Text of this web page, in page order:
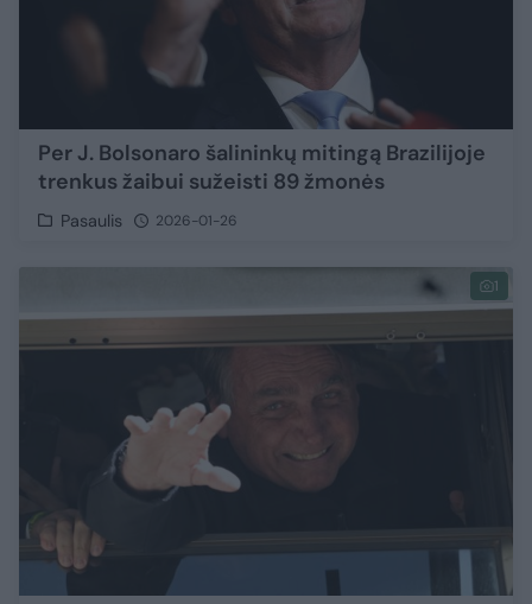
Per J. Bolsonaro šalininkų mitingą Brazilijoje
trenkus žaibui sužeisti 89 žmonės
Pasaulis 2026-01-26
1